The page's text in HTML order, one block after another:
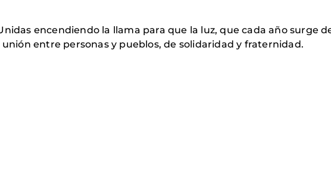
encendiendo la llama para que la luz, que cada año surge
unión entre personas y pueblos, de solidaridad y fraternidad.